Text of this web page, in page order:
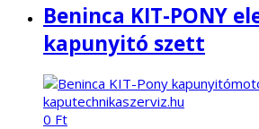
Beninca KIT-PONY
kapunyitó szett
0 Ft